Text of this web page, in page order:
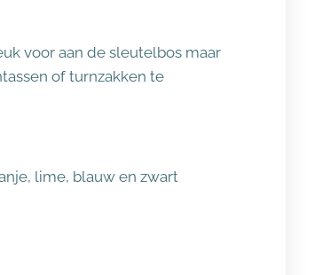
voor aan de sleutelbos maar
of turnzakken te
lime, blauw en zwart